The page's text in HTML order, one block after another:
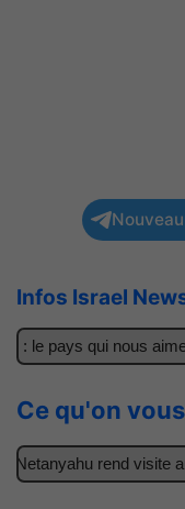
Infos Israel
le pays qui nous aime
Ce qu'on
rend visite aux